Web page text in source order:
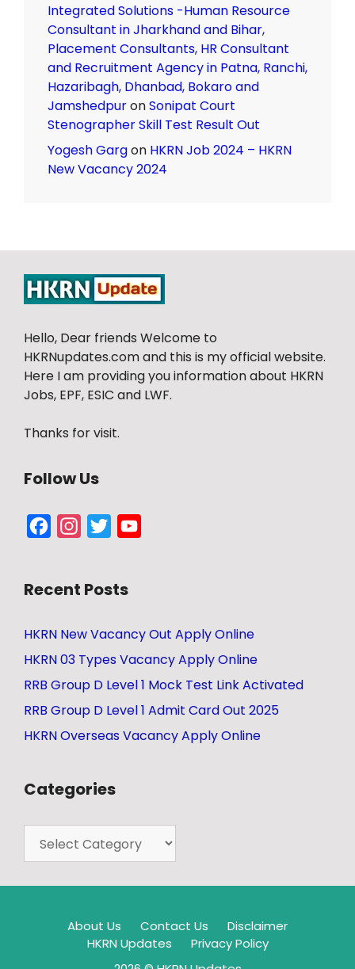
Integrated Solutions -Human Resource
Consultant in Jharkhand and Bihar,
Placement Consultants, HR Consultant
and Recruitment Agency in Patna, Ranchi,
Hazaribagh, Dhanbad, Bokaro and
JamshedpuronSonipat Court
Stenographer Skill Test Result Out
Yogesh Gargon HKRN Job 2024 – HKRN
New Vacancy 2024
Hello, Dear friends Welcome to
HKRNupdates.com and this is my official website.
Here I am providing you information about HKRN
Jobs, EPF, ESIC and LWF.
Thanks for visit.
Follow Us
FacebookInstagram
Twitter
Recent Posts
HKRN New Vacancy Out Apply Online
HKRN 03 Types Vacancy Apply Online
RRB Group D Level 1 Mock Test Link Activated
RRB Group D Level 1 Admit Card Out 2025
HKRN Overseas Vacancy Apply Online
Categories
About Us Contact Us
Disclaimer
HKRN Updates
Privacy Policy